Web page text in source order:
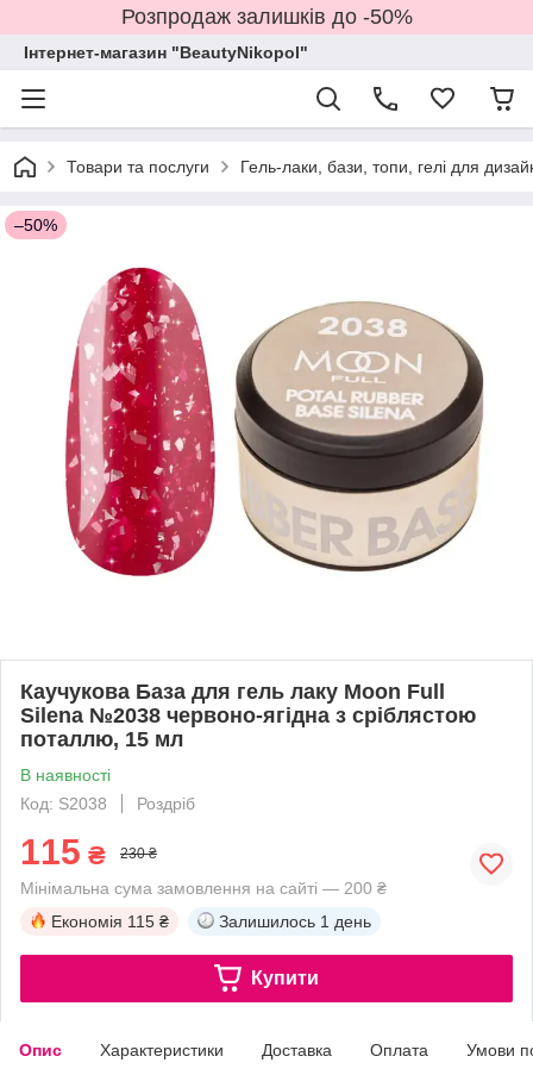
Розпродаж залишків до -50%
Інтернет-магазин "BeautyNikopol"
Товари та послуги Гель-лаки, бази, топи, гелі для
–50%
Каучукова База для гель лаку Moon Full
Silena №2038 червоно-ягідна з сріблястою
поталлю, 15 мл
В наявності
Код: S2038
Роздріб
115 ₴ 230 ₴
Мінімальна сума замовлення на сайті — 200 ₴
Економія 115 ₴ Залишилось 1 день
Купити
Опис Характеристики Доставка Оплата Умови